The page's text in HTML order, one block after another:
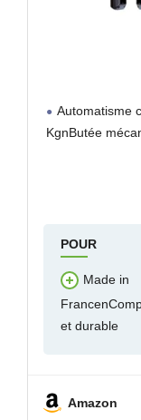
Automatisme
KgnButée
POUR
Made in
et durable
Amazon